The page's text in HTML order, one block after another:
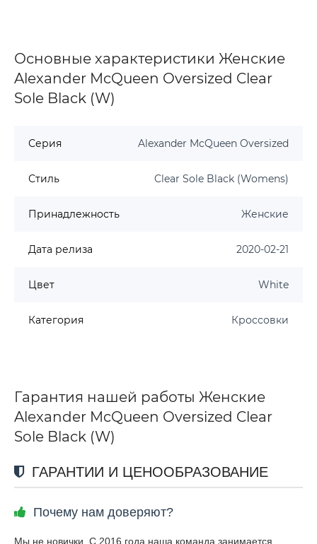
Основные характеристики Женские
Alexander McQueen Oversized Clear
Sole Black (W)
Серия Alexander McQueen Oversized
Стиль Clear Sole Black (Womens)
Принадлежность Женские
Дата релиза 2020-02-21
Цвет White
Категория Кроссовки
Гарантия нашей работы Женские
Alexander McQueen Oversized Clear
Sole Black (W)
ГАРАНТИИ И ЦЕНООБРАЗОВАНИЕ
Почему нам доверяют?
Мы не новички. С 2016 года наша команда занимается